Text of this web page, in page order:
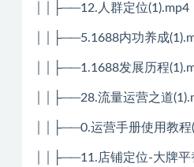
││├──12.人群定位(1).mp4
││├──5.1688内功养成
││├──1.1688发展历程
││├──28.流量运营之道
││├──0.运营手册使用教程
││├──11.店铺定位-大牌平